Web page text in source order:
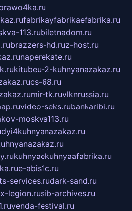
fabrikayfabrikaefabrika.ru
113.rubiletnadom.ru
brazzers-hd.ruz-host.ru
naperekate.ru
kitubeu-2-kuhnyanazakaz.ru
cs-68.ru
mir-tk.ruvlknrussia.ru
video-seks.rubankaribi.ru
moskva113.ru
kuhnyaekuhnyaafabrika.ru
e-abis1c.ru
services.rudark-sand.ru
x-legion.rusib-archives.ru
venda-festival.ru